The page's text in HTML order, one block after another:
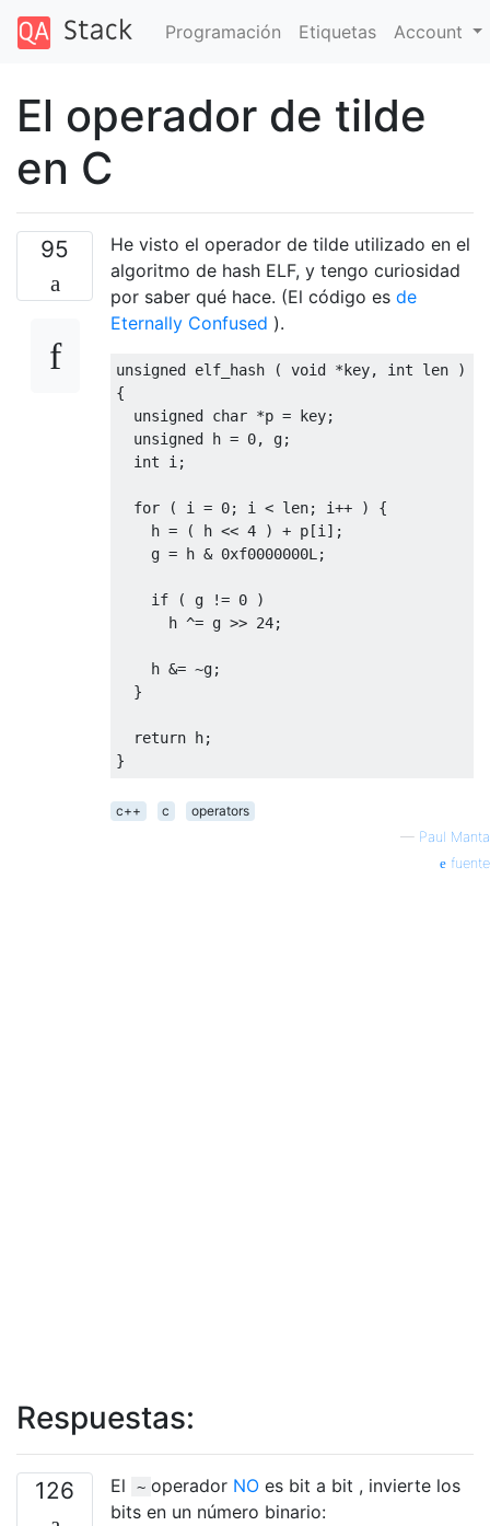
Programación Etiquetas Account
El operador de tilde
en C
95
He visto el operador de tilde utilizado en el
algoritmo de hash ELF, y tengo curiosidad
por saber qué hace. (El código es de
Eternally Confused ).
unsigned elf_hash ( void *key, int len
)
{
unsigned char *p = key;
unsigned h = 0, g;
int i ;
for ( i = 0; i < len; i++ )
{
    h
= ( h << 4 ) + p[i ];
    g
= h & 0xf0000000L ;
if ( g != 0
)
      h
^= g >> 24;
    h
&= ~g;
}
return h;
}
c++ c
operators
— Paul Manta
fuente
Respuestas:
126 El ~ operador NO es bit a bit , invierte los
bits en un número binario: